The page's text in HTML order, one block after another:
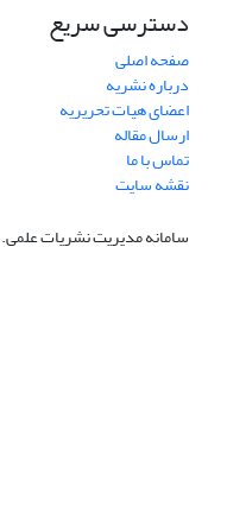
دسترسی سریع
صفحه اصلی
درباره نشریه
اعضای هیات تحریریه
ارسال مقاله
تماس با ما
نقشه سایت
سامانه مدیریت نشریات علمی.